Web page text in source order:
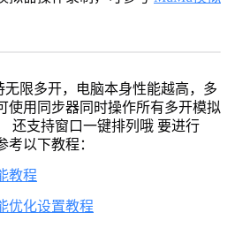
无限多开，电脑本身性能越高，多
使用同步器同时操作所有多开模拟
还支持窗口一键排列哦 要进行
考以下教程：
教程
优化设置教程